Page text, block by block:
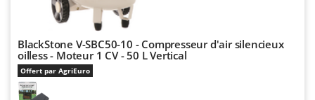
BlackStone V-SBC50-10 - Compresseur d'air silencieux
oilless - Moteur 1 CV - 50 L Vertical
Offert par AgriEuro